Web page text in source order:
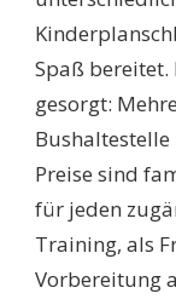
Spaß
gesorgt:
Bushaltestelle
Preise sind
für jeden
Training, als
Vorbereitung